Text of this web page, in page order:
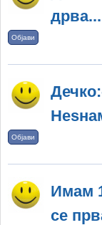
дрва...
Објави
Објави
Имам
се